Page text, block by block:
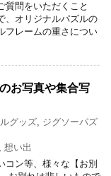
質問をいただくこと
、オリジナルパズルの
フレームの重さについ
お写真や集合写
グッズ, ジグソーパズ
, 想い出
コン等、様々な【お別